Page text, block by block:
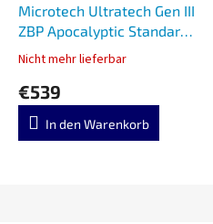
Microtech Ultratech Gen III
ZBP Apocalyptic Standard
1123-10 APNC
Nicht mehr lieferbar
€539
In den Warenkorb